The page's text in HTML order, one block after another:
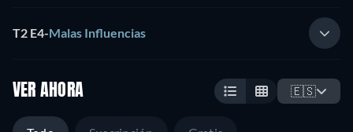
T2 E4-Malas Influencias
VER AHORA 🇪🇸